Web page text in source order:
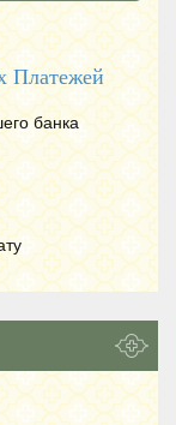
Платежей
банка